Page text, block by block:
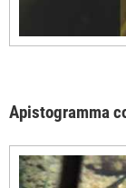
Apistogramma